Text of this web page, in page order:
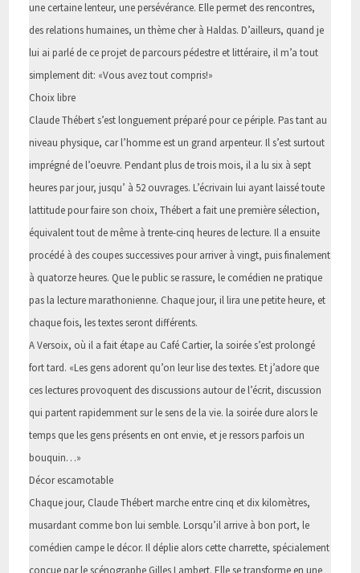
une certaine lenteur, une persévérance. Elle permet des rencontres,
des relations humaines, un thème cher à Haldas. D’ailleurs, quand je
lui ai parlé de ce projet de parcours pédestre et littéraire, il m’a tout
simplement dit: «Vous avez tout compris!»
Choix libre
Claude Thébert s’est longuement préparé pour ce périple. Pas tant au
niveau physique, car l’homme est un grand arpenteur. Il s’est surtout
imprégné de l’oeuvre. Pendant plus de trois mois, il a lu six à sept
heures par jour, jusqu’ à 52 ouvrages. L’écrivain lui ayant laissé toute
lattitude pour faire son choix, Thébert a fait une première sélection,
équivalent tout de même à trente-cinq heures de lecture. Il a ensuite
procédé à des coupes successives pour arriver à vingt, puis finalement
à quatorze heures. Que le public se rassure, le comédien ne pratique
pas la lecture marathonienne. Chaque jour, il lira une petite heure, et
chaque fois, les textes seront différents.
A Versoix, où il a fait étape au Café Cartier, la soirée s’est prolongé
fort tard. «Les gens adorent qu’on leur lise des textes. Et j’adore que
ces lectures provoquent des discussions autour de l’écrit, discussion
qui partent rapidemment sur le sens de la vie. la soirée dure alors le
temps que les gens présents en ont envie, et je ressors parfois un
bouquin…»
Décor escamotable
Chaque jour, Claude Thébert marche entre cinq et dix kilomètres,
musardant comme bon lui semble. Lorsqu’il arrive à bon port, le
comédien campe le décor. Il déplie alors cette charrette, spécialement